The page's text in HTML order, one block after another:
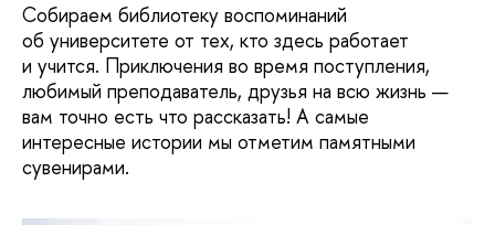
Собираем библиотеку воспоминаний
об университете от тех, кто здесь работает
и учится. Приключения во время поступления,
любимый преподаватель, друзья на всю жизнь —
вам точно есть что рассказать! А самые
интересные истории мы отметим памятными
сувенирами.